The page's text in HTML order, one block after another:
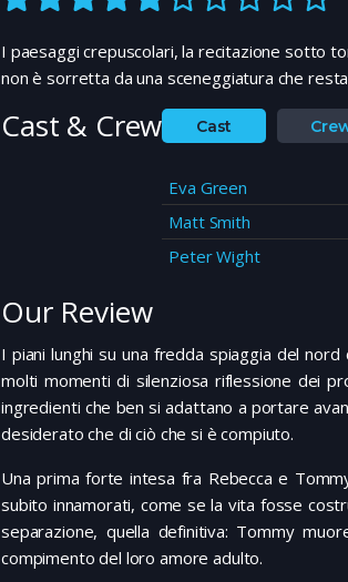
I paesaggi crepuscolari, la recitazione sotto
non è sorretta da una sceneggiatura che
Cast & Crew Cast
Eva Green
Matt Smith
Peter Wight
Our Review
I piani lunghi su una fredda spiaggia del
molti momenti di silenziosa riflessione dei
ingredienti che ben si adattano a portare
desiderato che di ciò che si è compiuto.
Una prima forte intesa fra Rebecca e
subito innamorati, come se la vita fosse
separazione, quella definitiva: Tommy
compimento del loro amore adulto.